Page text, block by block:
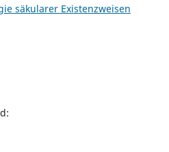
säkularer Existenzweisen